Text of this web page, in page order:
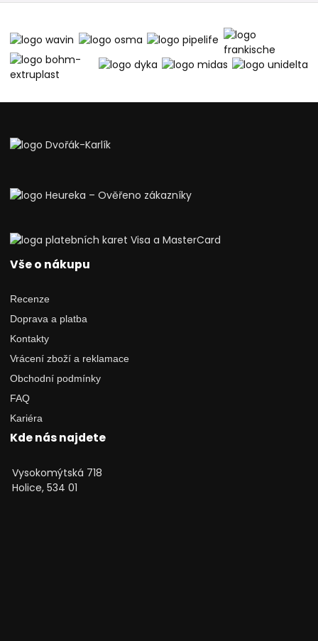
Vše o nákupu
Recenze
Doprava a platba
Kontakty
Vrácení zboží a reklamace
Obchodní podmínky
FAQ
Kariéra
Kde nás najdete
Vysokomýtská 718
Holice, 534 01